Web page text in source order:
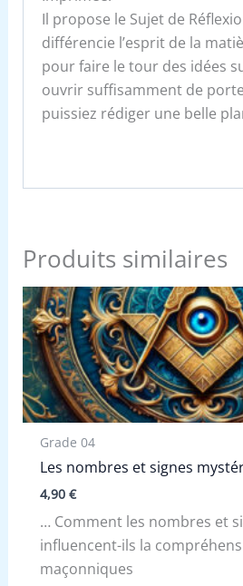
Il propose le Sujet de
différencie l’esprit de la
pour faire le tour des idées
ouvrir suffisamment de
puissiez rédiger une belle
Produits similaires
Grade 04
Les nombres et signes
4,90 €
… Comment les nombres et
influencent-ils la
maçonniques